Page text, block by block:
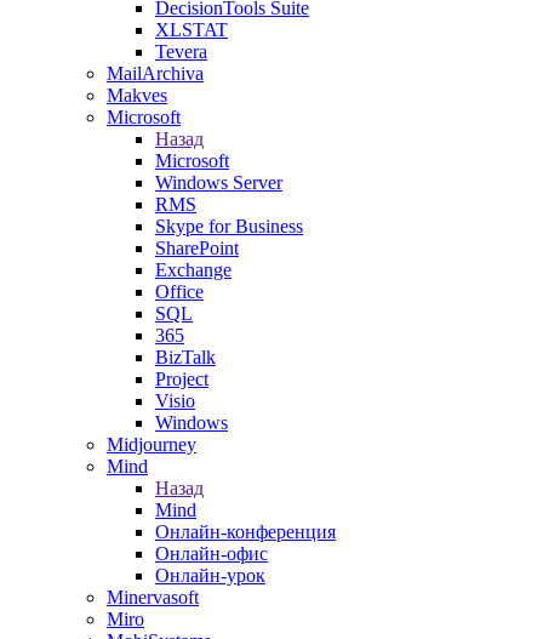
DecisionTools Suite
XLSTAT
Tevera
MailArchiva
Makves
Microsoft
Назад
Microsoft
Windows Server
RMS
Skype for Business
SharePoint
Exchange
Office
SQL
365
BizTalk
Project
Visio
Windows
Midjourney
Mind
Назад
Mind
Онлайн-конференция
Онлайн-офис
Онлайн-урок
Minervasoft
Miro